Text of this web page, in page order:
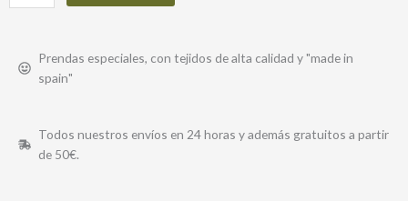
Prendas especiales, con tejidos de alta calidad y "made in
spain"
Todos nuestros envíos en 24 horas y además gratuitos a partir
de 50€.